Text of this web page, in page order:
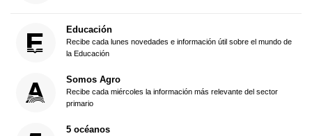
Educación
Recibe cada lunes novedades e información útil sobre el mundo de
la Educación
Somos Agro
Recibe cada miércoles la información más relevante del sector
primario
5 océanos